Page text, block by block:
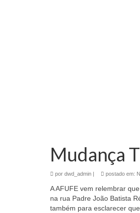
Mudança
por dwd_admin | postado em:
A AFUFE vem relembrar
na rua Padre João Batista
também para esclarecer